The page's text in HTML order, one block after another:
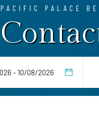
PACIFIC PALACE